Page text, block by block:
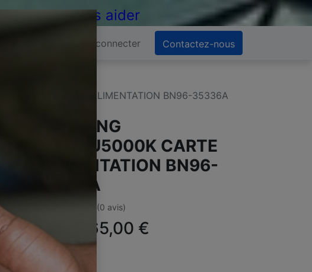
de vous aider
Se connecter Contactez-nous
CARTE ALIMENTATION BN96-35336A
SAMSUNG
UE48JU5000K CARTE
ALIMENTATION BN96-
35336A
(0 avis)
Offre : 65,00 €